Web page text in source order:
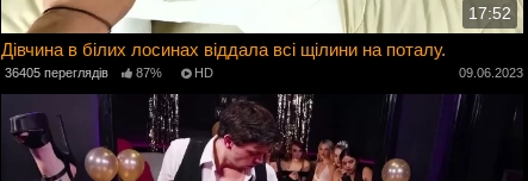
17:52
Дівчина в білих лосинах віддала всі щілини на поталу.
36405 переглядів 87% HD 09.06.2023